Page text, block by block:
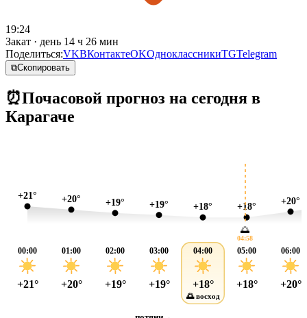
19:24
Закат · день 14 ч 26 мин
Поделиться:VKВКонтактеOKОдноклассникиTGTelegram
⧉Скопировать
⏰Почасовой прогноз на сегодня в
Карагаче
+21° +20° +19° +19° +18° +18°
+20°
🌅
04:58
00:00
+21°
01:00
+20°
02:00
+19°
03:00
+19°
04:00
+18°
🌅 восход
05:00
+18°
06:00
+20°